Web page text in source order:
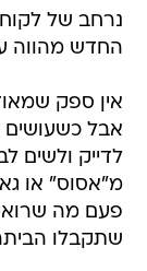
נרחב של
החדש מהווה
אין ספק
אבל כשעושים
לדייק ולשים
מ"אסוס" או
פעם מה
שתקבלו